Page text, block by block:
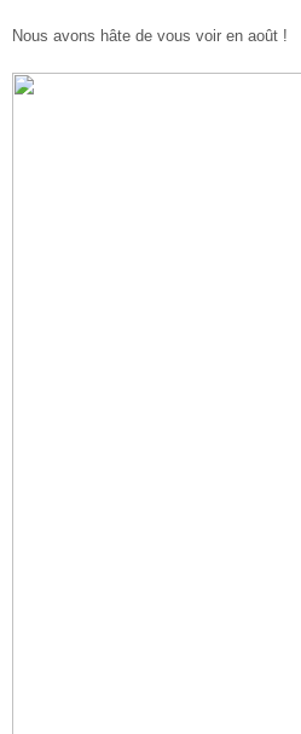
Nous avons hâte de vous voir en août !